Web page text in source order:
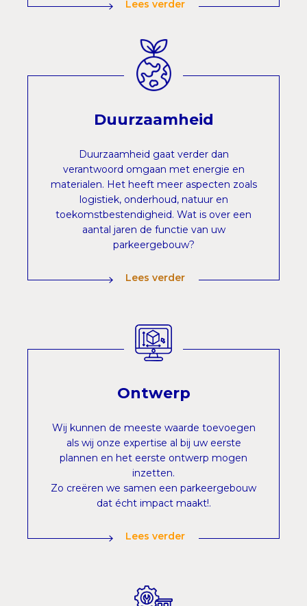
Lees verder
Duurzaamheid
Duurzaamheid gaat verder dan
verantwoord omgaan met energie en
materialen. Het heeft meer aspecten zoals
logistiek, onderhoud, natuur en
toekomstbestendigheid. Wat is over een
aantal jaren de functie van uw
parkeergebouw?
Lees verder
Ontwerp
Wij kunnen de meeste waarde toevoegen
als wij onze expertise al bij uw eerste
plannen en het eerste ontwerp mogen
inzetten.
Zo creëren we samen een parkeergebouw
dat écht impact maakt!.
Lees verder